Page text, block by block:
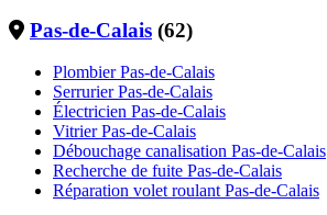
Pas-de-Calais (62)
Plombier Pas-de-Calais
Serrurier Pas-de-Calais
Électricien Pas-de-Calais
Vitrier Pas-de-Calais
Débouchage canalisation Pas-de-Calais
Recherche de fuite Pas-de-Calais
Réparation volet roulant Pas-de-Calais